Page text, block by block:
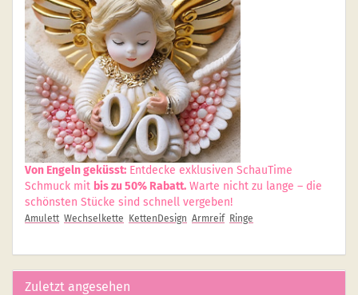
Von Engeln geküsst: Entdecke exklusiven SchauTime
Schmuck mit bis zu 50% Rabatt. Warte nicht zu lange – die
schönsten Stücke sind schnell vergeben!
Amulett Wechselkette KettenDesign Armreif Ringe
Zuletzt angesehen